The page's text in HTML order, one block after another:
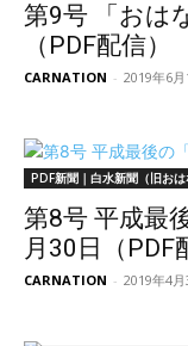
第9号 「おは
（PDF配信）
CARNATION - 2019年6月
PDF新聞｜白水新聞（旧おは
第8号 平成最
月30日（PDF
CARNATION - 2019年4月